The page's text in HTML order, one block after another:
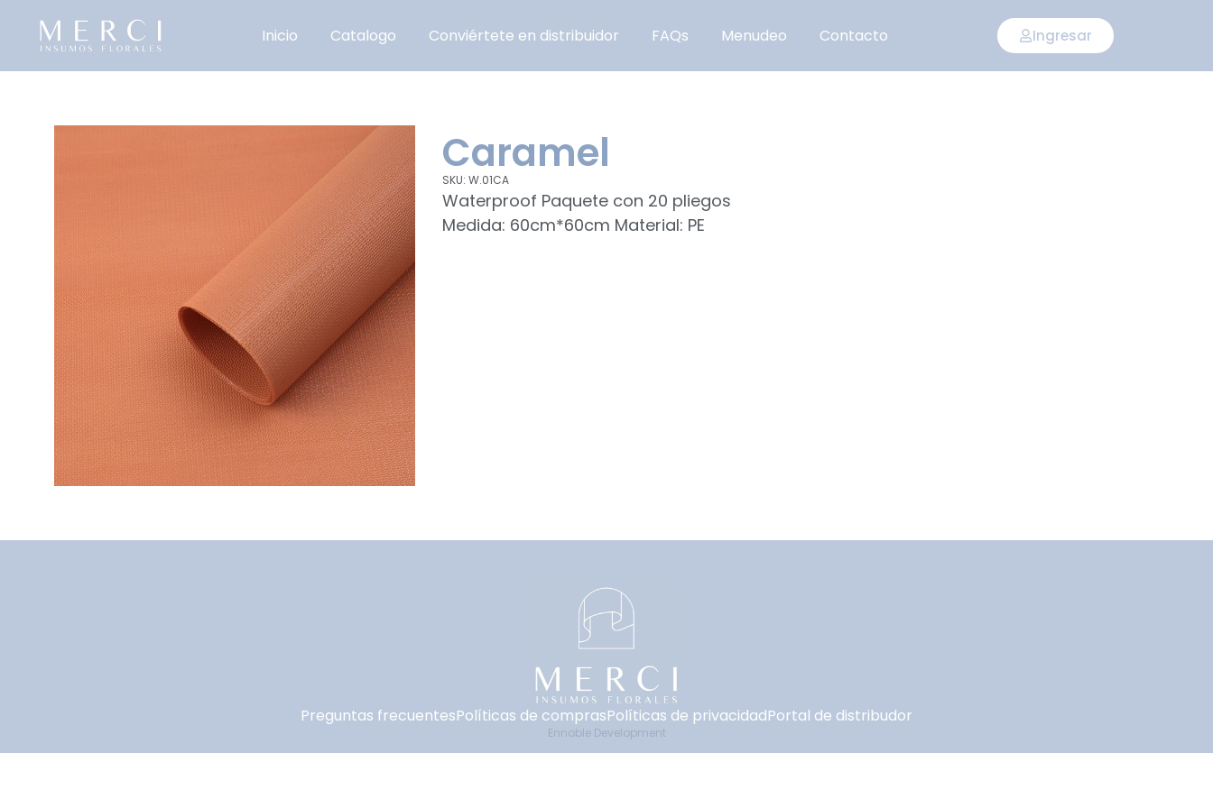
Inicio Catalogo Conviértete en distribuidor FAQs Menudeo Contacto Ingresar
Caramel
SKU: W.01CA
Waterproof Paquete con 20 pliegos
Medida: 60cm*60cm Material: PE
Preguntas frecuentesPolíticas de comprasPolíticas de privacidadPortal de distribudor
Ennoble Development